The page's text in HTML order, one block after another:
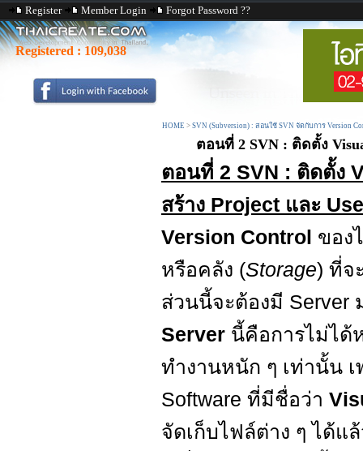
Register Member Login Forgot Password ??
Registered : 109,038
HOME > SVN (Subversion) : สอนใช้ SVN จัดกับการ Version
ตอนที่ 2 SVN : ติดตั้ง
ตอนที่ 2 SVN : ติดตั้ง
สร้าง Project และ
Version Control ของ
หรือคลัง (Storage) ที่จ
ส่วนนี้จะต้องมี Server
Server นี้คือการไม่ได้
ทำงานหนัก ๆ เท่านั้น
Software ที่มีชื่อว่า
จัดเก็บไฟล์ต่าง ๆ ได้แ